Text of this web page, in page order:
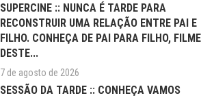
SUPERCINE :: NUNCA É TARDE PARA
RECONSTRUIR UMA RELAÇÃO ENTRE PAI E
FILHO. CONHEÇA DE PAI PARA FILHO, FILME
DESTE...
7 de agosto de 2026
SESSÃO DA TARDE :: CONHEÇA VAMOS